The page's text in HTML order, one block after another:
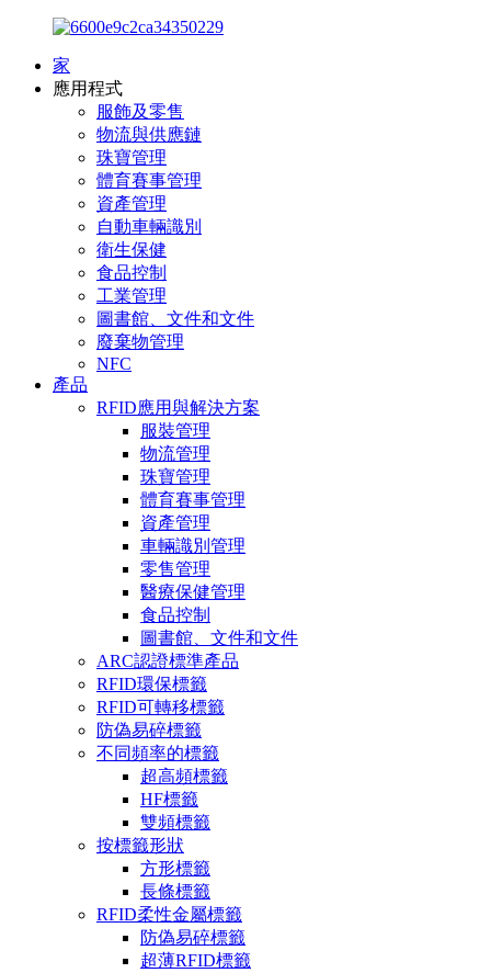
家
應用程式
服飾及零售
物流與供應鏈
珠寶管理
體育賽事管理
資產管理
自動車輛識別
衛生保健
食品控制
工業管理
圖書館、文件和文件
廢棄物管理
NFC
產品
RFID應用與解決方案
服裝管理
物流管理
珠寶管理
體育賽事管理
資產管理
車輛識別管理
零售管理
醫療保健管理
食品控制
圖書館、文件和文件
ARC認證標準產品
RFID環保標籤
RFID可轉移標籤
防偽易碎標籤
不同頻率的標籤
超高頻標籤
HF標籤
雙頻標籤
按標籤形狀
方形標籤
長條標籤
RFID柔性金屬標籤
防偽易碎標籤
超薄RFID標籤